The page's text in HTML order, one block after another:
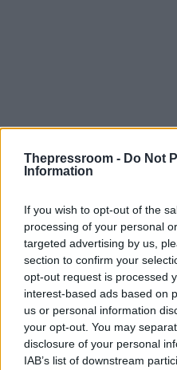
Thepressroom - Do Not
Information
If you wish to opt-out of the
processing of your personal
targeted advertising by us,
section to confirm your
opt-out request is processed
interest-based ads based on
us or personal information
your opt-out. You may
disclosure of your personal
IAB’s list of downstream
ΑΚΟΛΟΥΘΗΣΤΕ